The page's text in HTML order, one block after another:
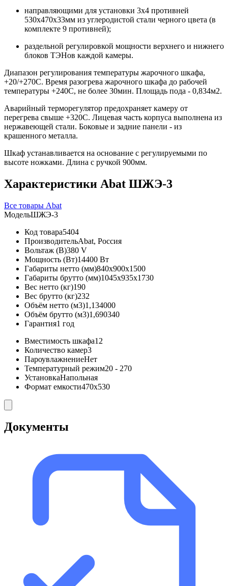
направляющими для установки 3х4 противней
530х470х33мм из углеродистой стали черного цвета (в
комплекте 9 противней);
раздельной регулировкой мощности верхнего и нижнего
блоков ТЭНов каждой камеры.
Диапазон регулирования температуры жарочного шкафа,
+20/+270С. Время разогрева жарочного шкафа до рабочей
температуры +240С, не более 30мин. Площадь пода - 0,834м2.
Аварийный терморегулятор предохраняет камеру от
перегрева свыше +320С. Лицевая часть корпуса выполнена из
нержавеющей стали. Боковые и задние панели - из
крашенного металла.
Шкаф устанавливается на основание с регулируемыми по
высоте ножками. Длина с ручкой 900мм.
Характеристики Abat ШЖЭ-3
Все товары Abat
МодельШЖЭ-3
Код товара5404
ПроизводительAbat, Россия
Вольтаж (В)380 V
Мощность (Вт)14400 Вт
Габариты нетто (мм)840x900x1500
Габариты брутто (мм)1045x935x1730
Вес нетто (кг)190
Вес брутто (кг)232
Объём нетто (м3)1,134000
Объём брутто (м3)1,690340
Гарантия1 год
Вместимость шкафа12
Количество камер3
ПароувлажнениеНет
Температурный режим20 - 270
УстановкаНапольная
Формат емкости470х530
Документы